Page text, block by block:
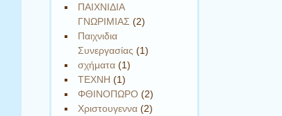
ΠΑΙΧΝΙΔΙΑ
ΓΝΩΡΙΜΙΑΣ (2)
Παιχνιδια
Συνεργασίας (1)
σχήματα (1)
ΤΕΧΝΗ (1)
ΦΘΙΝΟΠΩΡΟ (2)
Χριστουγεννα (2)